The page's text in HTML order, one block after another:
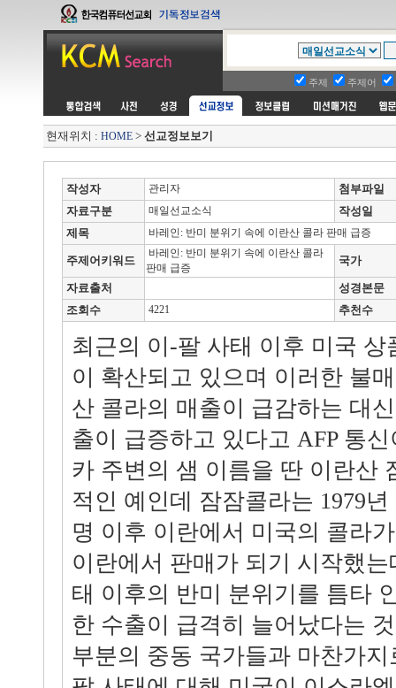
주제 주제어
현재위치 : HOME > 선교정보보기
작성자 관리자
첨부파일
자료구분
매일선교소식
작성일
제목
바레인: 반미 분위기 속에 이란산 콜라 판매 급증
주제어키워드
바레인: 반미 분위기 속에 이란산 콜라
판매 급증
국가
자료출처
성경본문
조회수
4221 추천수
최근의 이-팔 사태 이후 미국
이 확산되고 있으며 이러한 불
산 콜라의 매출이 급감하는 대
출이 급증하고 있다고 AFP 통
카 주변의 샘 이름을 딴 이란산
적인 예인데 잠잠콜라는 1979
명 이후 이란에서 미국의 콜라
이란에서 판매가 되기 시작했
태 이후의 반미 분위기를 틈타
한 수출이 급격히 늘어났다는
부분의 중동 국가들과 마찬가